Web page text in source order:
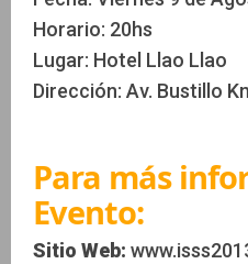
Horario: 20hs
Lugar: Hotel Llao Llao
Dirección: Av. Bustillo
Para más
Evento:
Sitio Web: